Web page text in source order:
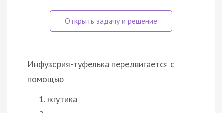
Инфузория-туфелька передвигается с
помощью
жгутика